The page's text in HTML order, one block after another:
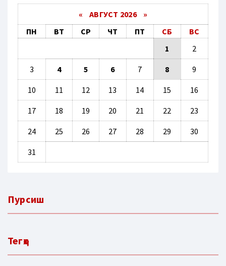
« АВГУСТ 2026 »
ПН
ВТ СР ЧТ ПТ СБ
ВС
1
2
3 4 5 6 7 8 9
10 11 12 13 14 15 16
17 18 19 20 21 22 23
24 25 26 27 28 29 30
31
Пурсиш
Тегҳо